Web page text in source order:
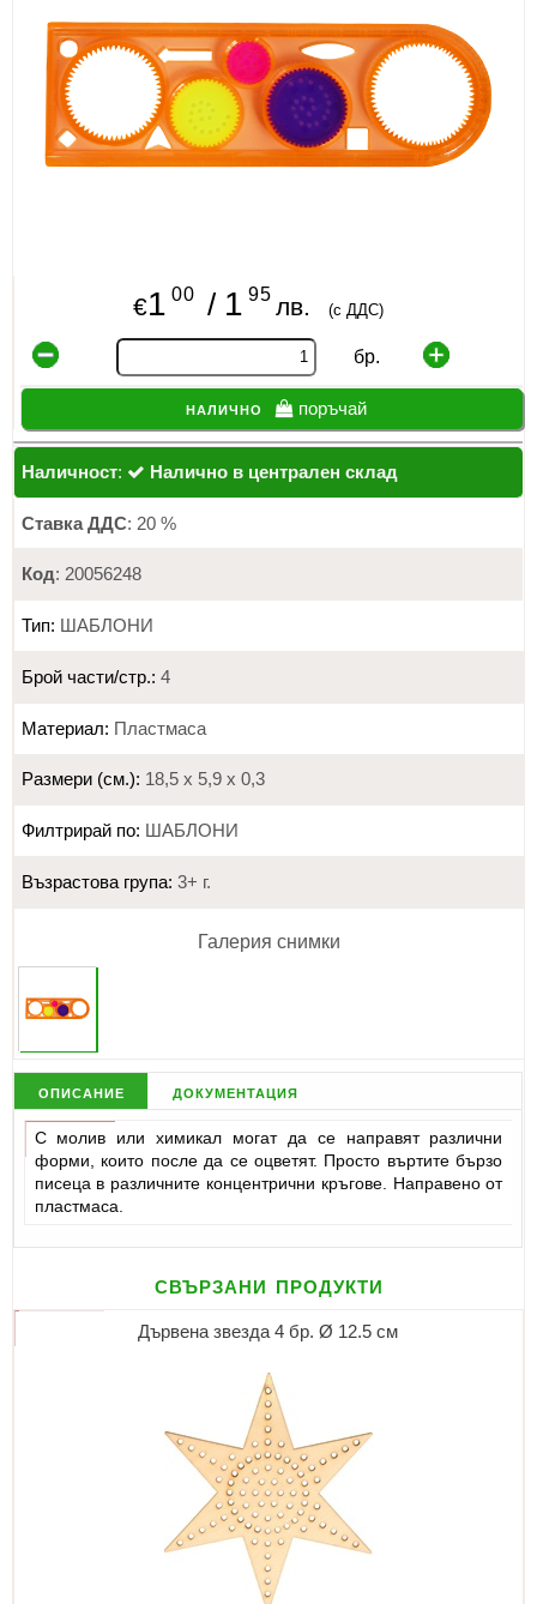
ИЗКУСТВА
СПОРТ
МЕБЕЛИ И ОБОРУДВАНЕ
БДП
НОВИ
ПРОМОЦИИ
S.T.E.M.
ИНСТРУМЕНТИ
€1 00 / 1 95 лв. (с ДДС)
бр.
налично поръчай
Наличност: Налично в централен склад
Ставка ДДС: 20 %
Код: 20056248
Тип: ШАБЛОНИ
Брой части/стр.: 4
Материал: Пластмаса
Размери (см.): 18,5 х 5,9 х 0,3
Филтрирай по: ШАБЛОНИ
Възрастова група: 3+ г.
Галерия снимки
описание документация
С молив или химикал могат да се направят различни
форми, които после да се оцветят. Просто въртите бързо
писеца в различните концентрични кръгове. Направено от
пластмаса.
свързани продукти
Дървена звезда 4 бр. Ø 12.5 см